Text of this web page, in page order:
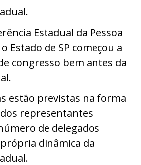
Estadual da Pessoa
Estado de SP começou a
congresso bem antes da
estão previstas na forma
representantes
de delegados
dinâmica da